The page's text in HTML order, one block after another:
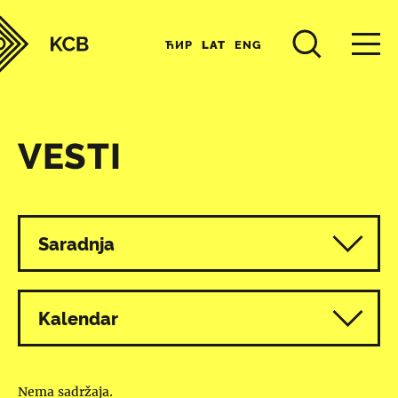
ЋИР LAT ENG
VESTI
Svi programi
Saradnja
Kalendar
Nema sadržaja.